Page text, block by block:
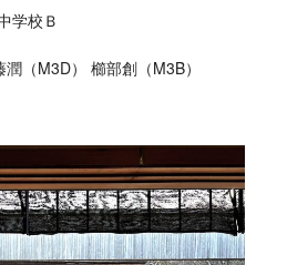
学校Ｂ
（M3D） 櫛󠄁部創（M3B）